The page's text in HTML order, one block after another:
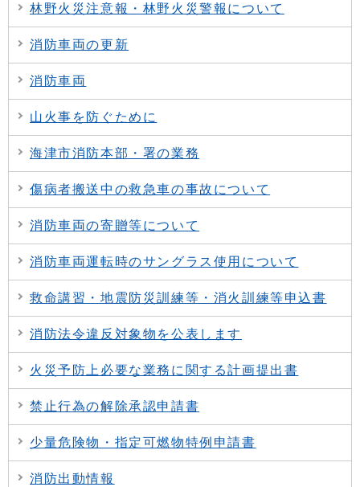
林野火災注意報・林野火災警報について
消防車両の更新
消防車両
山火事を防ぐために
海津市消防本部・署の業務
傷病者搬送中の救急車の事故について
消防車両の寄贈等について
消防車両運転時のサングラス使用について
救命講習・地震防災訓練等・消火訓練等申込書
消防法令違反対象物を公表します
火災予防上必要な業務に関する計画提出書
禁止行為の解除承認申請書
少量危険物・指定可燃物特例申請書
消防出動情報